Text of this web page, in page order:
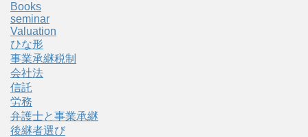
Books
seminar
Valuation
ひな形
事業承継税制
会社法
信託
労務
弁護士と事業承継
後継者選び